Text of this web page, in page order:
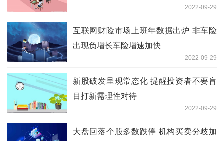
2022-09-29
互联网财险市场上班年数据出炉 非车险
出现负增长车险增速加快
2022-09-29
新股破发呈现常态化 提醒投资者不要盲
目打新需理性对待
2022-09-29
大盘回落个股多数跌停 机构买卖分歧加